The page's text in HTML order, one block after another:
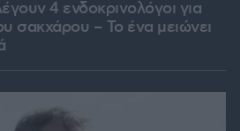
4 ενδοκρινολόγοι για
σακχάρου – Το ένα μειώνει